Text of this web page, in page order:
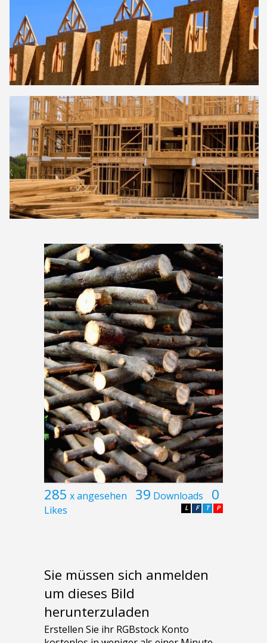
285 x angesehen 39 Downloads 0
Likes P
T
F
L
Sie müssen sich anmelden
um dieses Bild
herunterzuladen